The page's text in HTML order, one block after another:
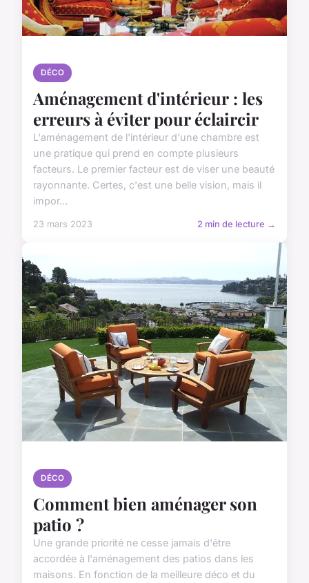
DÉCO
Aménagement d'intérieur : les
erreurs à éviter pour éclaircir
L'aménagement de l'intérieur d'une chambre est
une pratique qui prend en compte plusieurs
facteurs. Le premier facteur est de viser une beauté
rayonnante. Certes, c'est une belle vision, mais il
impor...
23 mars 2023 2 min de lecture →
DÉCO
Comment bien aménager son
patio ?
Une grande priorité ne cesse jamais d'être
accordée à l'aménagement des patios dans les
maisons. En fonction de la meilleure déco et du